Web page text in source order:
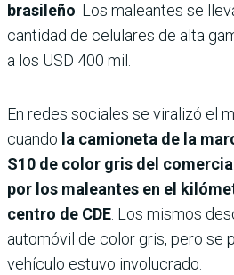
brasileño . Los maleantes se
cantidad de celulares de alta
a los USD 400 mil.
En redes sociales se viralizó el
cuando la camioneta de la
S10 de color gris del
por los maleantes en el
centro de CDE . Los mismos
automóvil de color gris, pero se
vehículo estuvo involucrado.